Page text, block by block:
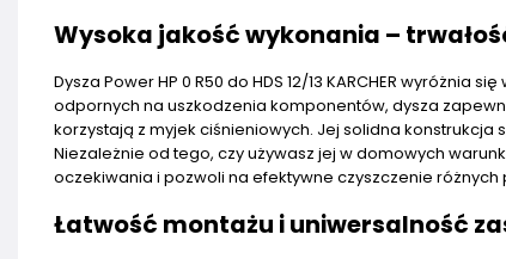
Wysoka jakość wykonania –
Dysza Power HP 0 R50 do HDS 12/13 KARCHER
odpornych na uszkodzenia komponentów, dysza
korzystają z myjek ciśnieniowych. Jej solidna
Niezależnie od tego, czy używasz jej w domowych
oczekiwania i pozwoli na efektywne czyszczenie różnych
Łatwość montażu i uniwersalność